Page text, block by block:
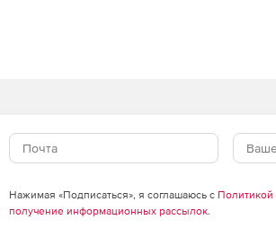
носитель.
ИБ.
журнал событий и действий, сбор
событий в SIEM‑системы через Syslog/CEF,
Нажимая «Подписаться», я соглашаюсь с Политикой
получение информационных рассылок.